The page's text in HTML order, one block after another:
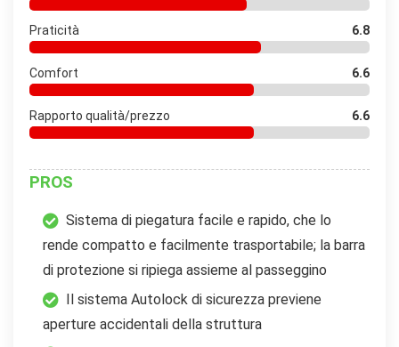
Praticità 6.8
Comfort 6.6
Rapporto qualità/prezzo 6.6
PROS
Sistema di piegatura facile e rapido, che lo
rende compatto e facilmente trasportabile; la barra
di protezione si ripiega assieme al passeggino
Il sistema Autolock di sicurezza previene
aperture accidentali della struttura